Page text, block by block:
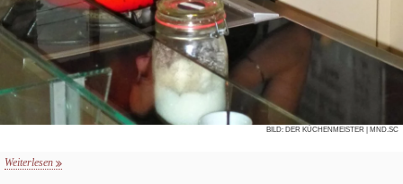
BILD: DER KÜCHENMEISTER | MND.SC
Weiterlesen